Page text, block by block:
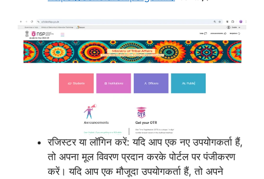
रजिस्टर या लॉगिन करें: यदि आप एक नए उपयोगकर्ता हैं,
तो अपना मूल विवरण प्रदान करके पोर्टल पर पंजीकरण
करें। यदि आप एक मौजूदा उपयोगकर्ता हैं, तो अपने